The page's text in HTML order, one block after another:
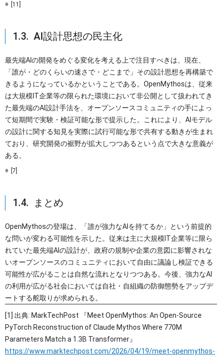
[11]
1.3. AI設計思想の民主化
最先端AIの開発をめぐる変化を考える上で注目すべきは、現在、
「誰が・どのくらいの速さで・どこまで」その設計思想を再構築で
きるようになっているかということである。OpenMythosは、従来
は大規模IT企業等の限られた環境において非公開として扱われてき
た最先端のAI設計手法を、オープンソースコミュニティの手によっ
て短期間で実験・検証可能な形で提示した。これにより、AIモデル
の設計に関する知見を実際に試行可能な形で共有する動きが生まれ
ており、研究開発の裾野が拡大しつつあるという点で大きな意義が
ある。
[7]
1.4. まとめ
OpenMythosの登場は、「誰が強力なAIを持てるか」という前提的
な問いが変わる可能性を示した。従来は主に大規模IT企業等に限ら
れていた最先端AIの設計が、政府の規制や企業の意図に影響されな
いオープンソースのコミュニティにおいて自由に議論し検証できる
可能性が広がることは自然な流れとなりつつある。今後、強力なAI
の利用が広がる社会においては自社・自組織の防御態勢をアップデ
ートする舵取りが求められる。
[1] 出典: MarkTechPost 『Meet OpenMythos: An Open-Source
PyTorch Reconstruction of Claude Mythos Where 770M
Parameters Match a 1.3B Transformer』
https://www.marktechpost.com/2026/04/19/meet-openmythos-